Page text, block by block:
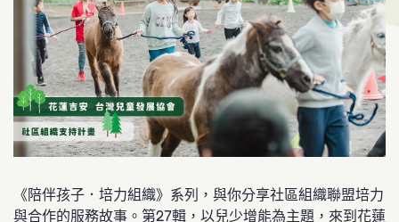
《陪伴孩子．培力組織》系列，與你分享社區組織聯盟培力
與合作的服務故事。第27輯，以兒少增能為主題，來到花蓮